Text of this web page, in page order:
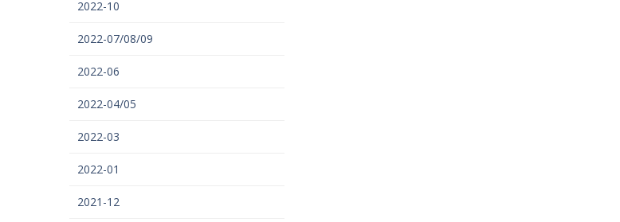
2022-10
2022-07/08/09
2022-06
2022-04/05
2022-03
2022-01
2021-12